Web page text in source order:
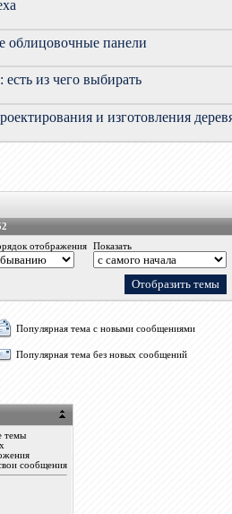
облицовочные панели
из чего выбирать
и изготовления
отображения Показать
Популярная тема с новыми сообщениями
Популярная тема без новых сообщений
темы
сообщения